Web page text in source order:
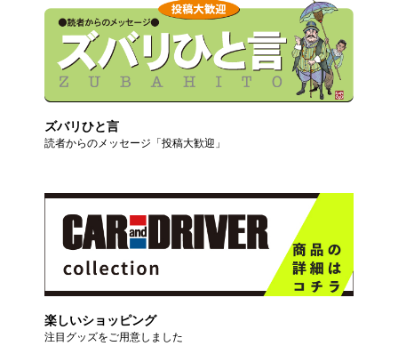
ズバリひと言
読者からのメッセージ「投稿大歓迎」
楽しいショッピング
注目グッズをご用意しました